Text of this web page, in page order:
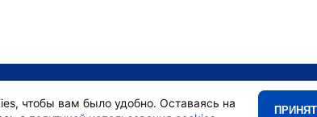
•
чтобы вам было удобно. Оставаясь на